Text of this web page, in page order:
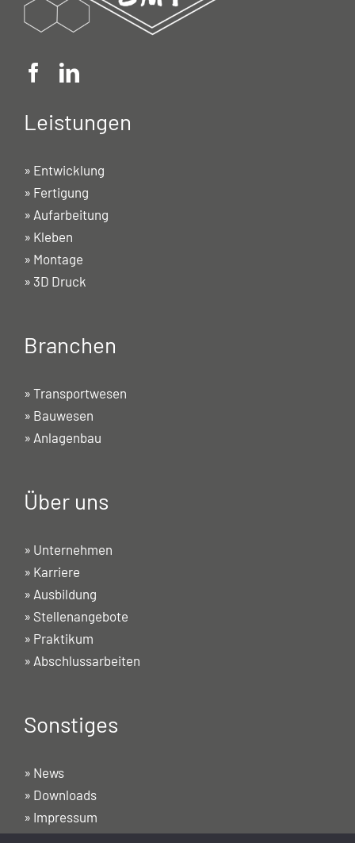
Leistungen
» Entwicklung
» Fertigung
» Aufarbeitung
» Kleben
» Montage
» 3D Druck
Branchen
» Transportwesen
» Bauwesen
» Anlagenbau
Über uns
» Unternehmen
» Karriere
» Ausbildung
» Stellenangebote
» Praktikum
» Abschlussarbeiten
Sonstiges
» News
» Downloads
» Impressum
»Datenschutzerklärung